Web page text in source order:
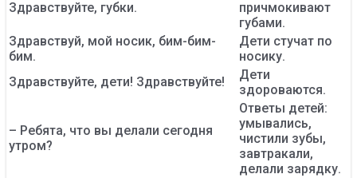
Здравствуйте, губки.
причмокивают
губами.
Здравствуй, мой носик, бим-бим-
бим.
Дети стучат по
носику.
Здравствуйте, дети! Здравствуйте!
Дети
здороваются.
– Ребята, что вы делали сегодня
утром?
Ответы детей:
умывались,
чистили зубы,
завтракали,
делали зарядку.